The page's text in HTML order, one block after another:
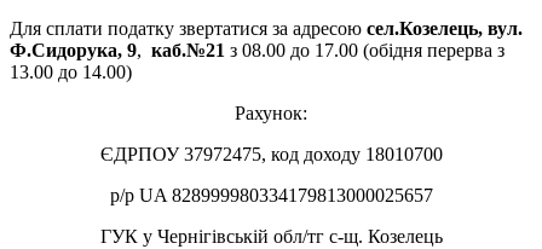
Для сплати податку звертатися за адресою сел.Козелець, вул.
Ф.Сидорука, 9, каб.№21 з 08.00 до 17.00 (обідня перерва з
13.00 до 14.00)
Рахунок:
ЄДРПОУ 37972475, код доходу 18010700
р/р UA 828999980334179813000025657
ГУК у Чернігівській обл/тг с-щ. Козелець